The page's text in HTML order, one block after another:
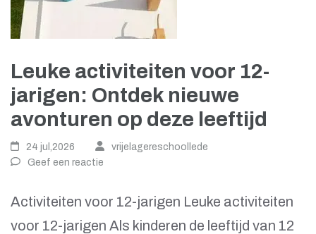
Leuke activiteiten voor 12-
jarigen: Ontdek nieuwe
avonturen op deze leeftijd
24 jul,2026
vrijelagereschoollede
Geef een reactie
Activiteiten voor 12-jarigen Leuke activiteiten
voor 12-jarigen Als kinderen de leeftijd van 12